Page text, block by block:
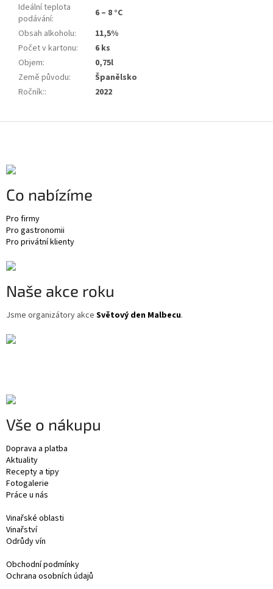
Ideální teplota
podávání:
6 – 8 °C
Obsah alkoholu:
11,5%
Počet v kartonu:
6 ks
Objem:
0,75l
Země původu:
Španělsko
Ročník:: 2022
Co nabízíme
Pro firmy
Pro gastronomii
Pro privátní klienty
Naše akce roku
Jsme organizátory akce Světový den Malbecu.
Vše o nákupu
Doprava a platba
Aktuality
Recepty a tipy
Fotogalerie
Práce u nás
Vinařské oblasti
Vinařství
Odrůdy vín
Obchodní podmínky
Ochrana osobních údajů